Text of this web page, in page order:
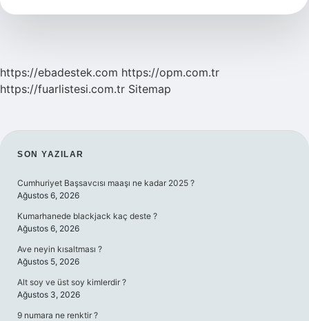
https://ebadestek.com https://opm.com.tr
https://fuarlistesi.com.tr Sitemap
SIDEBAR
SON YAZILAR
Cumhuriyet Başsavcısı maaşı ne kadar 2025 ?
Ağustos 6, 2026
Kumarhanede blackjack kaç deste ?
Ağustos 6, 2026
Ave neyin kısaltması ?
Ağustos 5, 2026
Alt soy ve üst soy kimlerdir ?
Ağustos 3, 2026
9 numara ne renktir ?